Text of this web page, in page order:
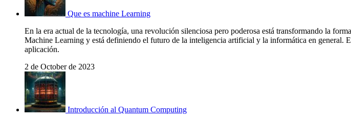
Que es machine Learning
En la era actual de la tecnología, una revolución silenciosa pero poderosa está transformando la
Machine Learning y está definiendo el futuro de la inteligencia artificial y la informática en general.
aplicación.
2 de October de 2023
Introducción al Quantum Computing